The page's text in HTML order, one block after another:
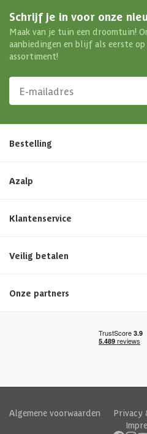
Schrijf je in voor onze
Maak van je tuin een droomtuin!
aanbiedingen en blijf als eerste
assortiment!
Bestelling
Azalp
Klantenservice
Veilig betalen
Onze partners
Algemene voorwaarden Privacy